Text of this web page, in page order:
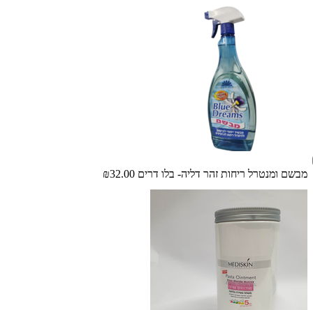
מבשם ומנטרל ריחות זהר דליה- בלו דרים ₪32.00